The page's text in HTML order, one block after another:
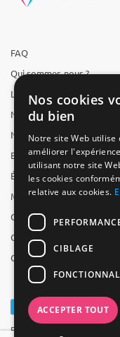
FAQ
Qui sommes-nous ?
L'équipe
Nous recrutons
Nos partenaires
Espace presse
Études
Mentions légales
CGV
CGU
Contact
Powered by Groupe
Nos cookies
du bien
Notre site Web utilise
améliorer
utilisant notre site
les cookies
relative aux cookies.
CIBLAGE
ACCEPTER TOUT